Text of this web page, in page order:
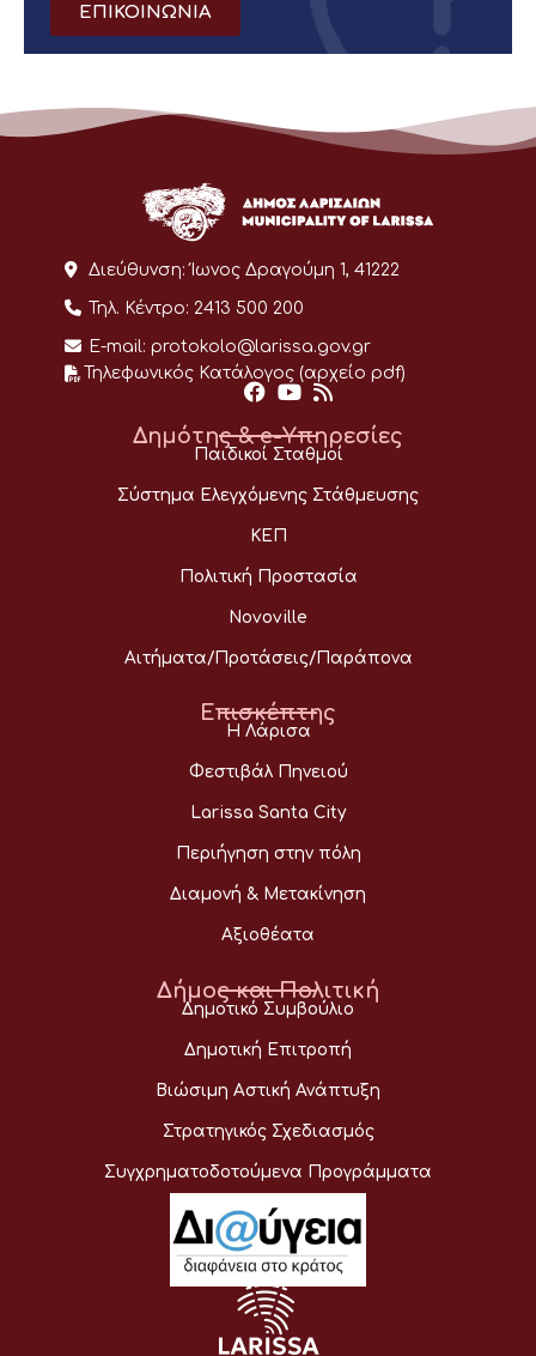
ΕΠΙΚΟΙΝΩΝΙΑ
Διεύθυνση: Ίωνος Δραγούμη 1, 41222
Τηλ. Κέντρο: 2413 500 200
E-mail: protokolo@larissa.gov.gr
Τηλεφωνικός Κατάλογος (αρχείο pdf)
Δημότης & e-Υπηρεσίες
Παιδικοί Σταθμοί
Σύστημα Ελεγχόμενης Στάθμευσης
ΚΕΠ
Πολιτική Προστασία
Novoville
Αιτήματα/Προτάσεις/Παράπονα
Επισκέπτης
Η Λάρισα
Φεστιβάλ Πηνειού
Larissa Santa City
Περιήγηση στην πόλη
Διαμονή & Μετακίνηση
Αξιοθέατα
Δήμος και Πολιτική
Δημοτικό Συμβούλιο
Δημοτική Επιτροπή
Βιώσιμη Αστική Ανάπτυξη
Στρατηγικός Σχεδιασμός
Συγχρηματοδοτούμενα Προγράμματα